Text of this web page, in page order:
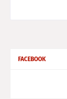
FACEBOOK